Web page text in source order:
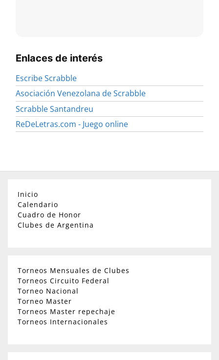
Enlaces de interés
Escribe Scrabble
Asociación Venezolana de Scrabble
Scrabble Santandreu
ReDeLetras.com - Juego online
Inicio
Calendario
Cuadro de Honor
Clubes de Argentina
Torneos Mensuales de Clubes
Torneos Circuito Federal
Torneo Nacional
Torneo Master
Torneos Master repechaje
Torneos Internacionales